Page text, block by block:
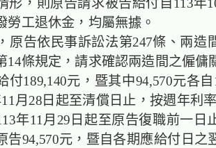
形，則原告請求被告給付自113年
勞工退休金，均屬無據。
原告依民事訴訟法第247條、兩造
14條規定，請求確認兩造間之僱傭
付189,140元，暨其中94,570元各自
11月28日起至清償日止，按週年利
年11月29日起至原告復職前一日
告94,570元，暨自各期應給付日之